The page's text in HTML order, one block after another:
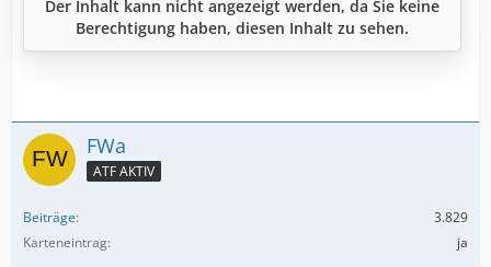
Der Inhalt kann nicht angezeigt werden, da Sie keine
Berechtigung haben, diesen Inhalt zu sehen.
FWa
ATF AKTIV
Beiträge
3.829
Karteneintrag
ja